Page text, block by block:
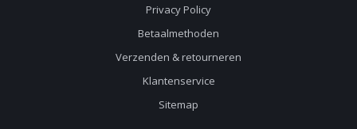
Privacy Policy
Betaalmethoden
Verzenden & retourneren
Klantenservice
Sitemap